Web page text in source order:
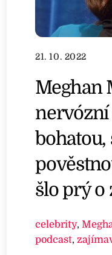
21. 10. 2022
Meghan
bohatou,
šlo prý o
celebrity,
podcast,